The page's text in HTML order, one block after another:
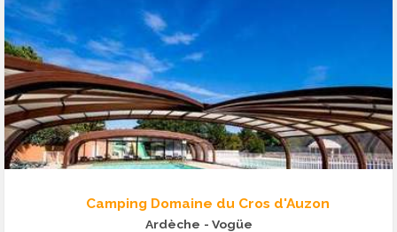
Camping Domaine du Cros d'Auzon
Ardèche - Vogüe